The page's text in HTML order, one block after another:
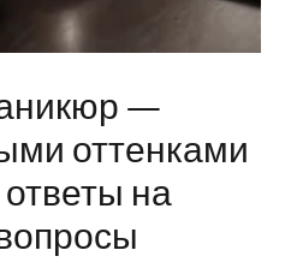
—
оттенками
ответы на